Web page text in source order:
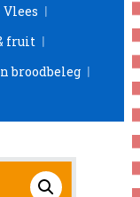
Vlees
fruit
broodbeleg